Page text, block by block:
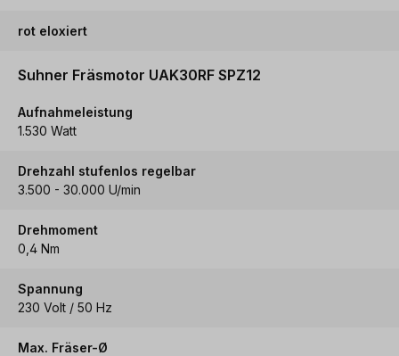
rot eloxiert
Suhner Fräsmotor UAK30RF SPZ12
Aufnahmeleistung
1.530 Watt
Drehzahl stufenlos regelbar
3.500 - 30.000 U/min
Drehmoment
0,4 Nm
Spannung
230 Volt / 50 Hz
Max. Fräser-Ø